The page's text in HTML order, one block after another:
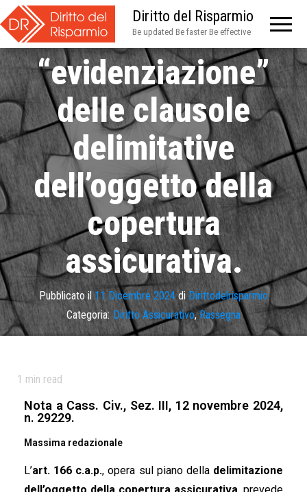
Diritto del Risparmio
Be updated Be faster Be effective
Sulla
“evidenziazione”
delle clausole
delimitative
dell’oggetto della
copertura
assicurativa.
Pubblicato il11 Dicembre 2024diDirittodelrisparmio
Categoria: Diritto Assicurativo,Rassegna
1 min read
Nota a Cass. Civ., Sez. III, 12 novembre 2024,
n. 29229.
Massima redazionale
L’art. 166 c.a.p.,opera sul piano della delimitazione